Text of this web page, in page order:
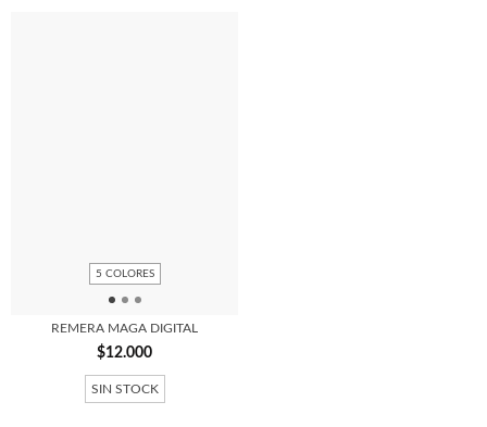
5 COLORES
REMERA MAGA DIGITAL
$12.000
SIN STOCK